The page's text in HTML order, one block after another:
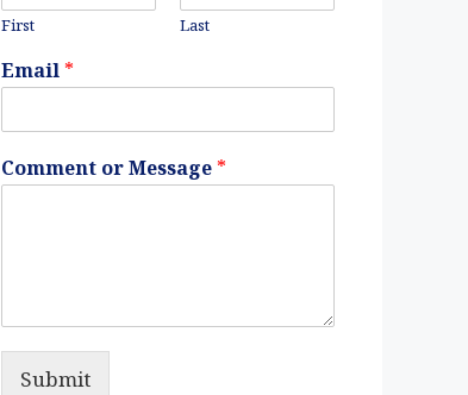
First Last
Email *
Comment or Message *
Submit